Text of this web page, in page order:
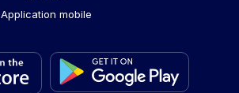
Application mobile